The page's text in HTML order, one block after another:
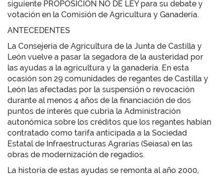
siguiente PROPOSICIÓN NO DE LEY para su debate y
votación en la Comisión de Agricultura y Ganadería.
ANTECEDENTES
La Consejería de Agricultura de la Junta de Castilla y
León vuelve a pasar la segadora de la austeridad por
las ayudas a la agricultura y la ganadería. En esta
ocasión son 29 comunidades de regantes de Castilla y
León las afectadas por la suspensión o revocación
durante al menos 4 años de la financiación de dos
puntos de interés que cubría la Administración
autonómica sobre los créditos que los regantes habían
contratado como tarifa anticipada a la Sociedad
Estatal de Infraestructuras Agrarias (Seiasa) en las
obras de modernización de regadíos.
La historia de estas ayudas se remonta al año 2000,